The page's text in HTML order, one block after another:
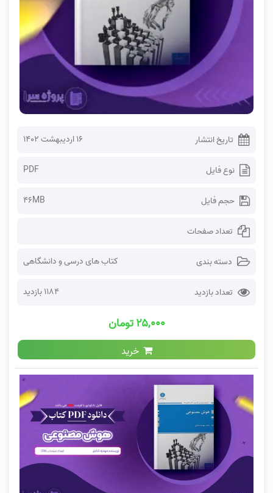
تاریخ انتشار ۱۶ اردیبهشت ۱۴۰۲
نوع فایل PDF
حجم فایل 46MB
تعداد صفحات
دسته بندی کتاب های درسی و دانشگاهی
تعداد بازدید 1184 بازدید
۲۵,۰۰۰ تومان
خرید